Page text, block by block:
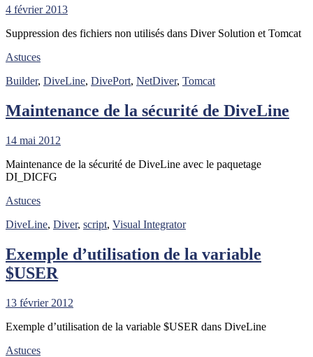
4 février 2013
Suppression des fichiers non utilisés dans Diver Solution et Tomcat
Astuces
Builder, DiveLine, DivePort, NetDiver, Tomcat
Maintenance de la sécurité de DiveLine
14 mai 2012
Maintenance de la sécurité de DiveLine avec le paquetage
DI_DICFG
Astuces
DiveLine, Diver, script, Visual Integrator
Exemple d’utilisation de la variable
$USER
13 février 2012
Exemple d’utilisation de la variable $USER dans DiveLine
Astuces